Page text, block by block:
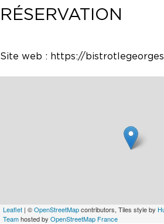
RÉSERVATION
Site web : https://
Leaflet | ©OpenStreetMapcontributors, Tiles style by
Teamhosted by OpenStreetMap France